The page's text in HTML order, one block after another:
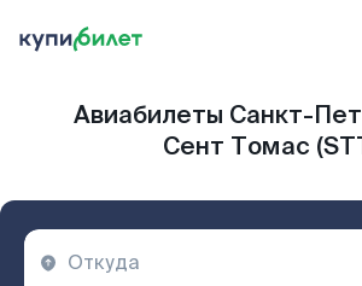
Авиабилеты Санкт-
Сент Томас